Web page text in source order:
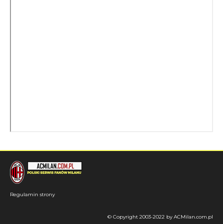
Regulamin strony
© Copyright 2003-2022 by ACMilan.com.pl